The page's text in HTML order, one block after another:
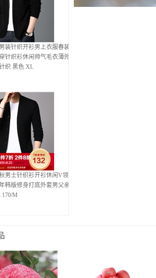
装针织开衫男上衣服春装韩
针织衫休闲帅气毛衣薄外套
织 黑色 XL
男士针织衫开衫休闲V领薄
韩版修身打底外套男父亲节
170/M